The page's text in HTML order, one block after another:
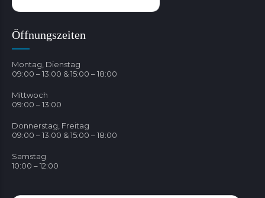
Öffnungszeiten
Montag, Dienstag
09:00 – 13:00 & 15:00 – 18:00
Mittwoch
09:00 – 13:00
Donnerstag, Freitag
09:00 – 13:00 & 15:00 – 18:00
Samstag
10:00 – 12:00